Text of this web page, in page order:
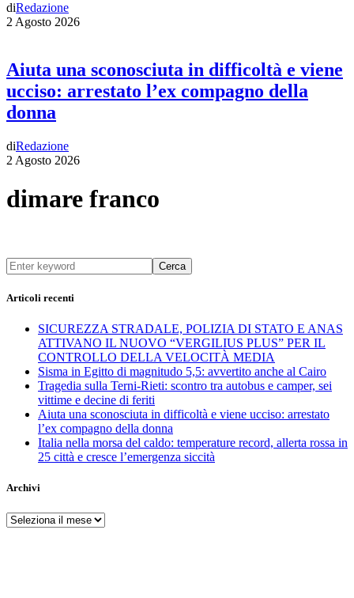
diRedazione
2 Agosto 2026
Aiuta una sconosciuta in difficoltà e viene
ucciso: arrestato l’ex compagno della
donna
diRedazione
2 Agosto 2026
dimare franco
Cerca
Articoli recenti
SICUREZZA STRADALE, POLIZIA DI STATO E ANAS
ATTIVANO IL NUOVO “VERGILIUS PLUS” PER IL
CONTROLLO DELLA VELOCITÀ MEDIA
Sisma in Egitto di magnitudo 5,5: avvertito anche al Cairo
Tragedia sulla Terni-Rieti: scontro tra autobus e camper, sei
vittime e decine di feriti
Aiuta una sconosciuta in difficoltà e viene ucciso: arrestato
l’ex compagno della donna
Italia nella morsa del caldo: temperature record, allerta rossa in
25 città e cresce l’emergenza siccità
Archivi
Archivi